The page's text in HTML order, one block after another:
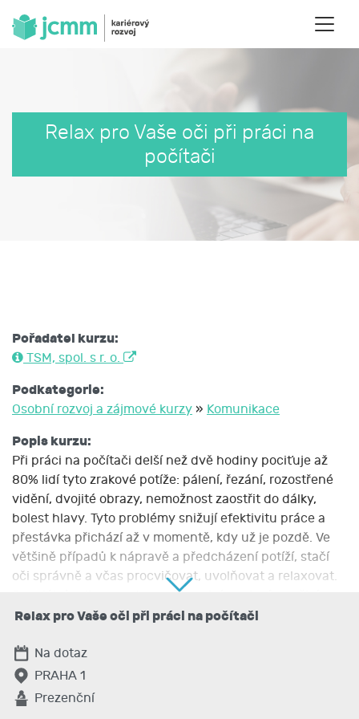
Relax pro Vaše oči při práci na
počítači
Pořadatel kurzu:
TSM, spol. s r. o.
Podkategorie:
Osobní rozvoj a zájmové kurzy » Komunikace
Popis kurzu:
Při práci na počítači delší než dvě hodiny pociťuje až
80% lidí tyto zrakové potíže: pálení, řezání, rozostřené
vidění, dvojité obrazy, nemožnost zaostřit do dálky,
bolest hlavy. Tyto problémy snižují efektivitu práce a
přestávka přichází až v momentě, kdy už je pozdě. Ve
většině případů k nápravě a předcházení potíží, stačí
oči správně a včas procvičovat, uvolňovat a relaxovat.
Speciální cviky a sestavy oči uvolní, prokrví a vyživí,
správné mrkání oči zvlhčí, cviky na posílení očních
gymnastika procvičuje svaly oka, dodává oku živiny,
oko není jednostranně namáháno, je uvolněno,
relaxováno a regenerováno.
Výukové cíle
Relax pro Vaše oči při práci na počítači
Na dotaz
PRAHA 1
Prezenční